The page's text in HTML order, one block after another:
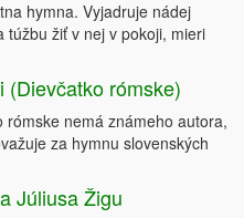
hymna. Vyjadruje nádej
túžbu žiť v nej v pokoji, mieri
(Dievčatko rómske)
rómske nemá známeho autora,
za hymnu slovenských
Júliusa Žigu